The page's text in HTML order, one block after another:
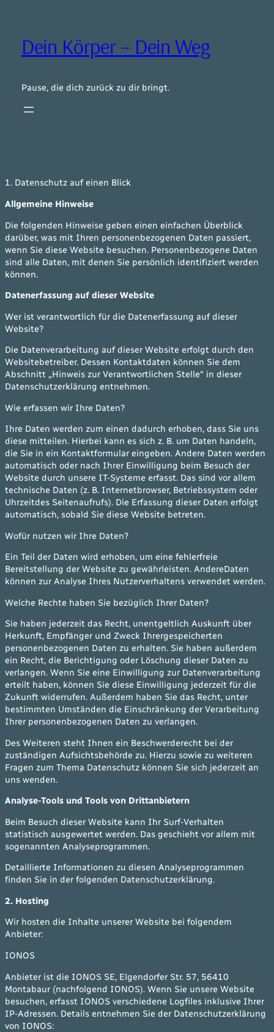
Dein Körper – Dein Weg
Pause, die dich zurück zu dir bringt.
1. Datenschutz auf einen Blick
Allgemeine Hinweise
Die folgenden Hinweise geben einen einfachen Überblick
darüber, was mit Ihren personenbezogenen Daten passiert,
wenn Sie diese Website besuchen. Personenbezogene Daten
sind alle Daten, mit denen Sie persönlich identifiziert werden
können.
Datenerfassung auf dieser Website
Wer ist verantwortlich für die Datenerfassung auf dieser
Website?
Die Datenverarbeitung auf dieser Website erfolgt durch den
Websitebetreiber. Dessen Kontaktdaten können Sie dem
Abschnitt „Hinweis zur Verantwortlichen Stelle“ in dieser
Datenschutzerklärung entnehmen.
Wie erfassen wir Ihre Daten?
Ihre Daten werden zum einen dadurch erhoben, dass Sie uns
diese mitteilen. Hierbei kann es sich z. B. um Daten handeln,
die Sie in ein Kontaktformular eingeben. Andere Daten werden
automatisch oder nach Ihrer Einwilligung beim Besuch der
Website durch unsere IT-Systeme erfasst. Das sind vor allem
technische Daten (z. B. Internetbrowser, Betriebssystem oder
Uhrzeitdes Seitenaufrufs). Die Erfassung dieser Daten erfolgt
automatisch, sobald Sie diese Website betreten.
Wofür nutzen wir Ihre Daten?
Ein Teil der Daten wird erhoben, um eine fehlerfreie
Bereitstellung der Website zu gewährleisten. AndereDaten
können zur Analyse Ihres Nutzerverhaltens verwendet werden.
Welche Rechte haben Sie bezüglich Ihrer Daten?
Sie haben jederzeit das Recht, unentgeltlich Auskunft über
Herkunft, Empfänger und Zweck Ihrergespeicherten
personenbezogenen Daten zu erhalten. Sie haben außerdem
ein Recht, die Berichtigung oder Löschung dieser Daten zu
verlangen. Wenn Sie eine Einwilligung zur Datenverarbeitung
erteilt haben, können Sie diese Einwilligung jederzeit für die
Zukunft widerrufen. Außerdem haben Sie das Recht, unter
bestimmten Umständen die Einschränkung der Verarbeitung
Ihrer personenbezogenen Daten zu verlangen.
Des Weiteren steht Ihnen ein Beschwerderecht bei der
zuständigen Aufsichtsbehörde zu. Hierzu sowie zu weiteren
Fragen zum Thema Datenschutz können Sie sich jederzeit an
uns wenden.
Analyse-Tools und Tools von Drittanbietern
Beim Besuch dieser Website kann Ihr Surf-Verhalten
statistisch ausgewertet werden. Das geschieht vor allem mit
sogenannten Analyseprogrammen.
Detaillierte Informationen zu diesen Analyseprogrammen
finden Sie in der folgenden Datenschutzerklärung.
2. Hosting
Wir hosten die Inhalte unserer Website bei folgendem
Anbieter:
IONOS
Anbieter ist die IONOS SE, Elgendorfer Str. 57, 56410
Montabaur (nachfolgend IONOS). Wenn Sie unsere Website
besuchen, erfasst IONOS verschiedene Logfiles inklusive Ihrer
IP-Adressen. Details entnehmen Sie der Datenschutzerklärung
von IONOS: